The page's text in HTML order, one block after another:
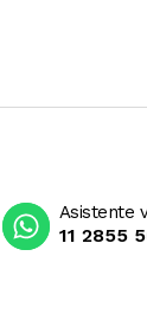
Asistente
11 2855